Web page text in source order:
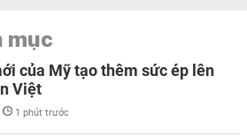
mục
của Mỹ tạo thêm sức ép lên
Việt
1 phút trước